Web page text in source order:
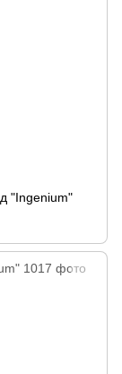
"Ingenium"